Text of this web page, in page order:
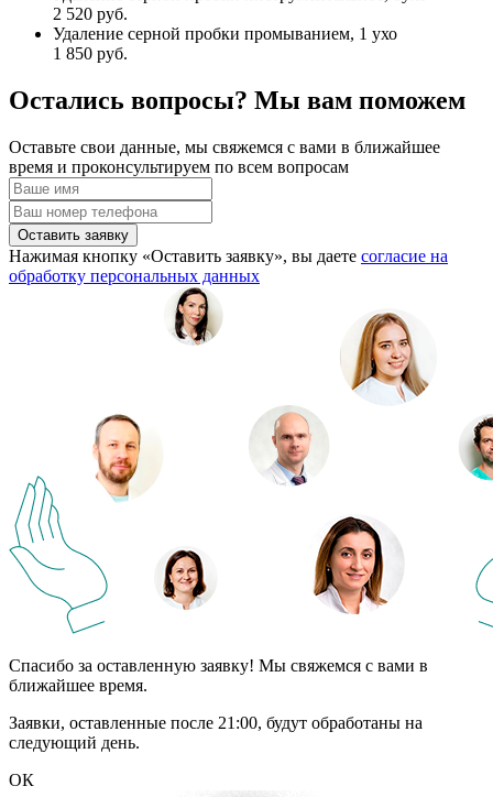
2 520 руб.
Удаление серной пробки промыванием, 1 ухо
1 850 руб.
Остались вопросы? Мы вам поможем
Оставьте свои данные, мы свяжемся с вами в ближайшее
время и проконсультируем по всем вопросам
Оставить заявку
Нажимая кнопку «Оставить заявку», вы даете согласие на
обработку персональных данных
Спасибо за оставленную заявку! Мы свяжемся с вами в
ближайшее время.
Заявки, оставленные после 21:00, будут обработаны на
следующий день.
ОК